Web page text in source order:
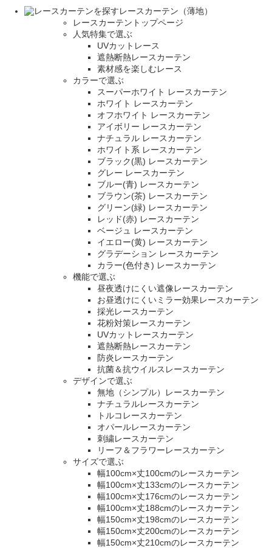
レースカーテン（薄地）
レースカーテントップページ
人気特集で選ぶ
UVカットレース
遮熱断熱レースカーテン
素材感を楽しむレース
カラーで選ぶ
スーパーホワイト レースカーテン
ホワイト レースカーテン
オフホワイト レースカーテン
アイボリー レースカーテン
ナチュラル レースカーテン
ホワイト系 レースカーテン
ブラック(黒) レースカーテン
グレー レースカーテン
ブルー(青) レースカーテン
ブラウン(茶) レースカーテン
グリーン(緑) レースカーテン
レッド(赤) レースカーテン
ベージュ レースカーテン
イエロー(黄) レースカーテン
グラデーション レースカーテン
カラー(色付き) レースカーテン
機能で選ぶ
昼夜透けにくい遮像レースカーテン
お昼透けにくいミラー効果レースカーテン
採光レースカーテン
花粉対策レースカーテン
UVカットレースカーテン
遮熱断熱レースカーテン
防炎レースカーテン
抗菌＆抗ウイルスレースカーテン
デザインで選ぶ
無地（シンプル）レースカーテン
ナチュラルレースカーテン
トルコレースカーテン
オパールレースカーテン
刺繍レースカーテン
リーフ＆フラワーレースカーテン
サイズで選ぶ
幅100cm×丈100cmのレースカーテン
幅100cm×丈133cmのレースカーテン
幅100cm×丈176cmのレースカーテン
幅100cm×丈188cmのレースカーテン
幅150cm×丈198cmのレースカーテン
幅150cm×丈200cmのレースカーテン
幅150cm×丈210cmのレースカーテン